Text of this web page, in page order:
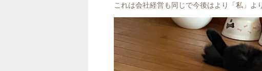
これは会社経営も同じで今後はより「私」よ